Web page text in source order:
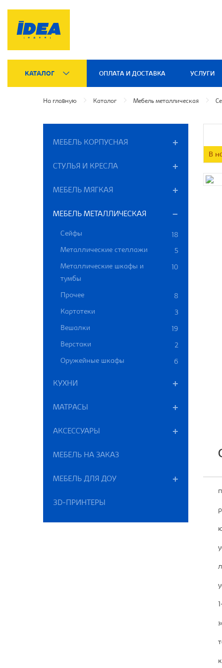
КАТАЛОГ ОПЛАТА И ДОСТАВКА УСЛУГИ
На главную Каталог Мебель металлическая
МЕБЕЛЬ КОРПУСНАЯ
СТУЛЬЯ И КРЕСЛА
МЕБЕЛЬ МЯГКАЯ
МЕБЕЛЬ МЕТАЛЛИЧЕСКАЯ
Сейфы
18
Металлические стеллажи
5
Металлические шкафы и
тумбы
10
Прочее 8
Картотеки 3
Вешалки 19
Верстаки 2
Оружейные шкафы 6
КУХНИ
МАТРАСЫ
АКСЕССУАРЫ
МЕБЕЛЬ НА ЗАКАЗ
МЕБЕЛЬ ДЛЯ ДОУ
3D-ПРИНТЕРЫ
В